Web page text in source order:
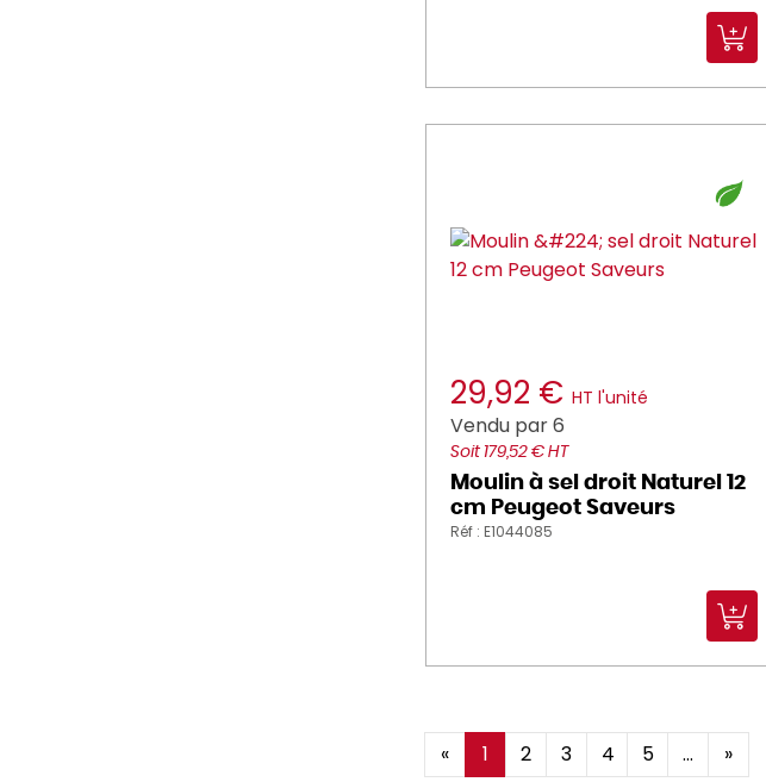
29,92 € HT l'unité
Vendu par 6
Soit 179,52 € HT
Moulin à sel droit Naturel 12
cm Peugeot Saveurs
Réf : E1044085
« 1 2 3 4 5 ... »